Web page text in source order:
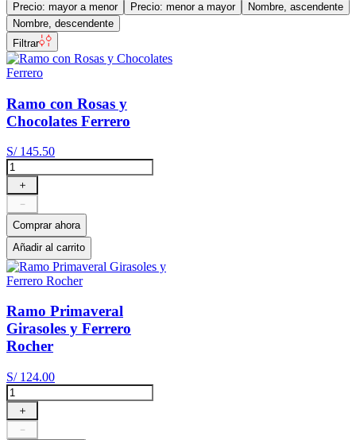
Precio: mayor a menor
Precio: menor a mayor
Nombre, ascendente
Nombre, descendente
Filtrar
Ramo con Rosas y
Chocolates Ferrero
S/ 145.50
＋
－
Comprar ahora
Añadir al carrito
Ramo Primaveral
Girasoles y Ferrero
Rocher
S/ 124.00
＋
－